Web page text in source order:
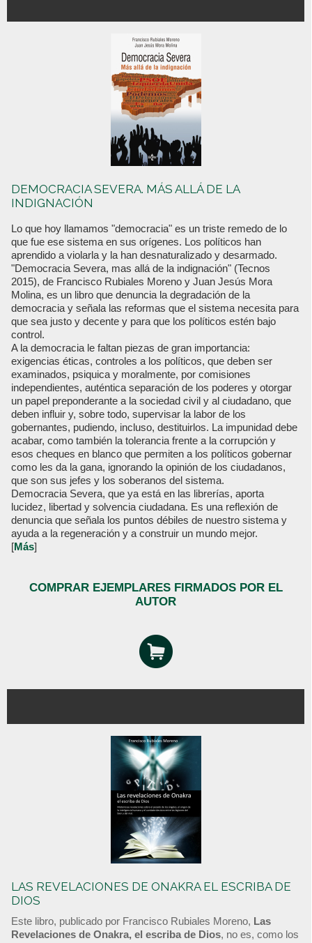
DEMOCRACIA SEVERA. MÁS ALLÁ DE LA
INDIGNACIÓN
Lo que hoy llamamos "democracia" es un triste remedo de lo
que fue ese sistema en sus orígenes. Los políticos han
aprendido a violarla y la han desnaturalizado y desarmado.
"Democracia Severa, mas allá de la indignación" (Tecnos
2015), de Francisco Rubiales Moreno y Juan Jesús Mora
Molina, es un libro que denuncia la degradación de la
democracia y señala las reformas que el sistema necesita para
que sea justo y decente y para que los políticos estén bajo
control.
A la democracia le faltan piezas de gran importancia:
exigencias éticas, controles a los políticos, que deben ser
examinados, psiquica y moralmente, por comisiones
independientes, auténtica separación de los poderes y otorgar
un papel preponderante a la sociedad civil y al ciudadano, que
deben influir y, sobre todo, supervisar la labor de los
gobernantes, pudiendo, incluso, destituirlos. La impunidad debe
acabar, como también la tolerancia frente a la corrupción y
esos cheques en blanco que permiten a los políticos gobernar
como les da la gana, ignorando la opinión de los ciudadanos,
que son sus jefes y los soberanos del sistema.
Democracia Severa, que ya está en las librerías, aporta
lucidez, libertad y solvencia ciudadana. Es una reflexión de
denuncia que señala los puntos débiles de nuestro sistema y
ayuda a la regeneración y a construir un mundo mejor.
[Más]
COMPRAR EJEMPLARES FIRMADOS POR EL
AUTOR
LAS REVELACIONES DE ONAKRA EL ESCRIBA DE
DIOS
Este libro, publicado por Francisco Rubiales Moreno, Las
Revelaciones de Onakra, el escriba de Dios, no es, como los